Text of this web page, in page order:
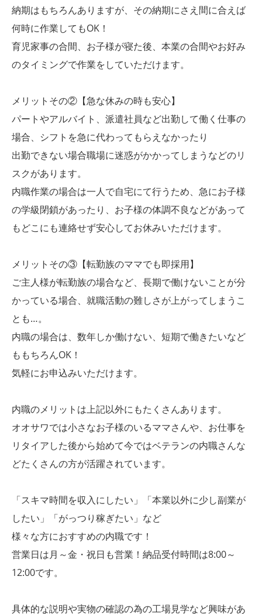
納期はもちろんありますが、その納期にさえ間に合えば
何時に作業してもOK！
育児家事の合間、お子様が寝た後、本業の合間やお好み
のタイミングで作業をしていただけます。
メリットその②【急な休みの時も安心】
パートやアルバイト、派遣社員など出勤して働く仕事の
場合、シフトを急に代わってもらえなかったり
出勤できない場合職場に迷惑がかかってしまうなどのリ
スクがあります。
内職作業の場合は一人で自宅にて行うため、急にお子様
の学級閉鎖があったり、お子様の体調不良などがあって
もどこにも連絡せず安心してお休みいただけます。
メリットその③【転勤族のママでも即採用】
ご主人様が転勤族の場合など、長期で働けないことが分
かっている場合、就職活動の難しさが上がってしまうこ
とも…。
内職の場合は、数年しか働けない、短期で働きたいなど
ももちろんOK！
気軽にお申込みいただけます。
内職のメリットは上記以外にもたくさんあります。
オオサワでは小さなお子様のいるママさんや、お仕事を
リタイアした後から始めて今ではベテランの内職さんな
どたくさんの方が活躍されています。
「スキマ時間を収入にしたい」「本業以外に少し副業が
したい」「がっつり稼ぎたい」など
様々な方におすすめの内職です！
営業日は月～金・祝日も営業！納品受付時間は8:00～
12:00です。
具体的な説明や実物の確認の為の工場見学など興味があ